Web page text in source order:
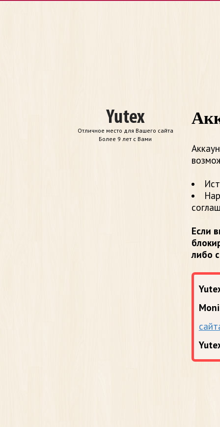
Отличное место для Вашего сайта
Более 9 лет с Вами
Если
либо